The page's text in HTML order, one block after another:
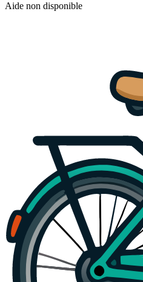
Aide non disponible